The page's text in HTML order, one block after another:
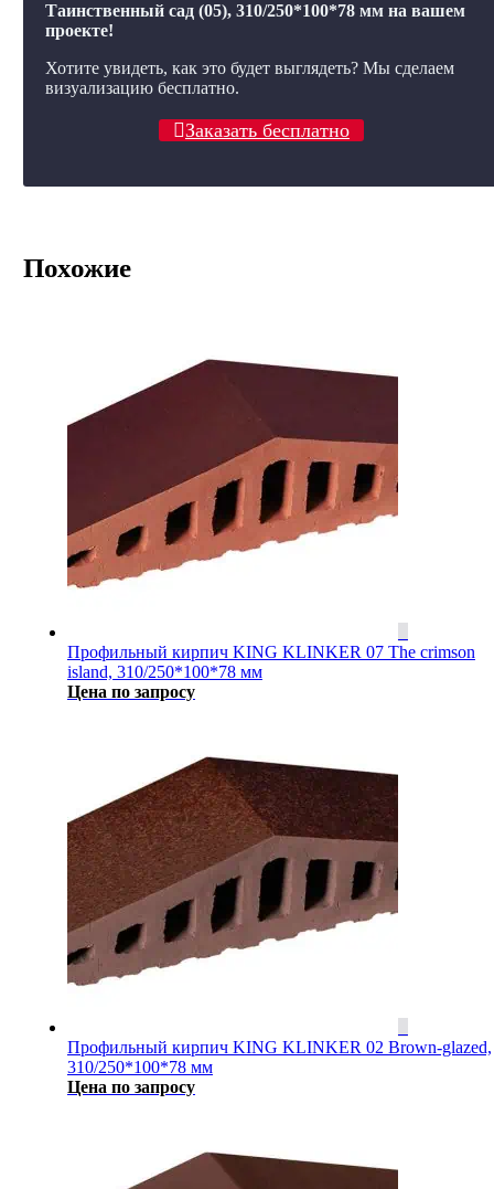
Таинственный сад (05), 310/250*100*78 мм на вашем
проекте!
Хотите увидеть, как это будет выглядеть? Мы сделаем
визуализацию бесплатно.
Заказать бесплатно
Похожие
Профильный кирпич KING KLINKER 07 The crimson
island, 310/250*100*78 мм
Цена по запросу
Профильный кирпич KING KLINKER 02 Brown-glazed,
310/250*100*78 мм
Цена по запросу